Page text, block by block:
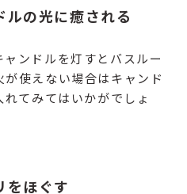
の光に癒される
ンドルを灯すとバスルー
使えない場合はキャンド
てみてはいかがでしょ
をほぐす